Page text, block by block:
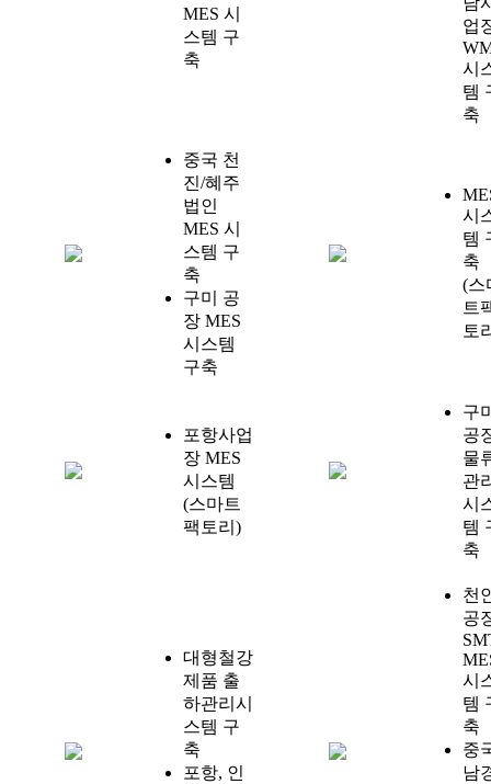
MES 시
스템 구
축
업
시
템
축
중국 천
진/혜주
법인
MES 시
스템 구
축
구미 공
장 MES
시스템
구축
시
템
축
(스
트
토
포항사업
장 MES
시스템
(스마트
팩토리)
구
공
물
관
시
템
축
대형철강
제품 출
하관리시
스템 구
축
포항, 인
천
공
시
템
축
중
남